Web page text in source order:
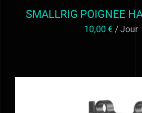
SMALLRIG POIGNEE
10,00€/ Jour